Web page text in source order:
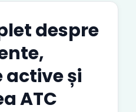
despre
și
ATC